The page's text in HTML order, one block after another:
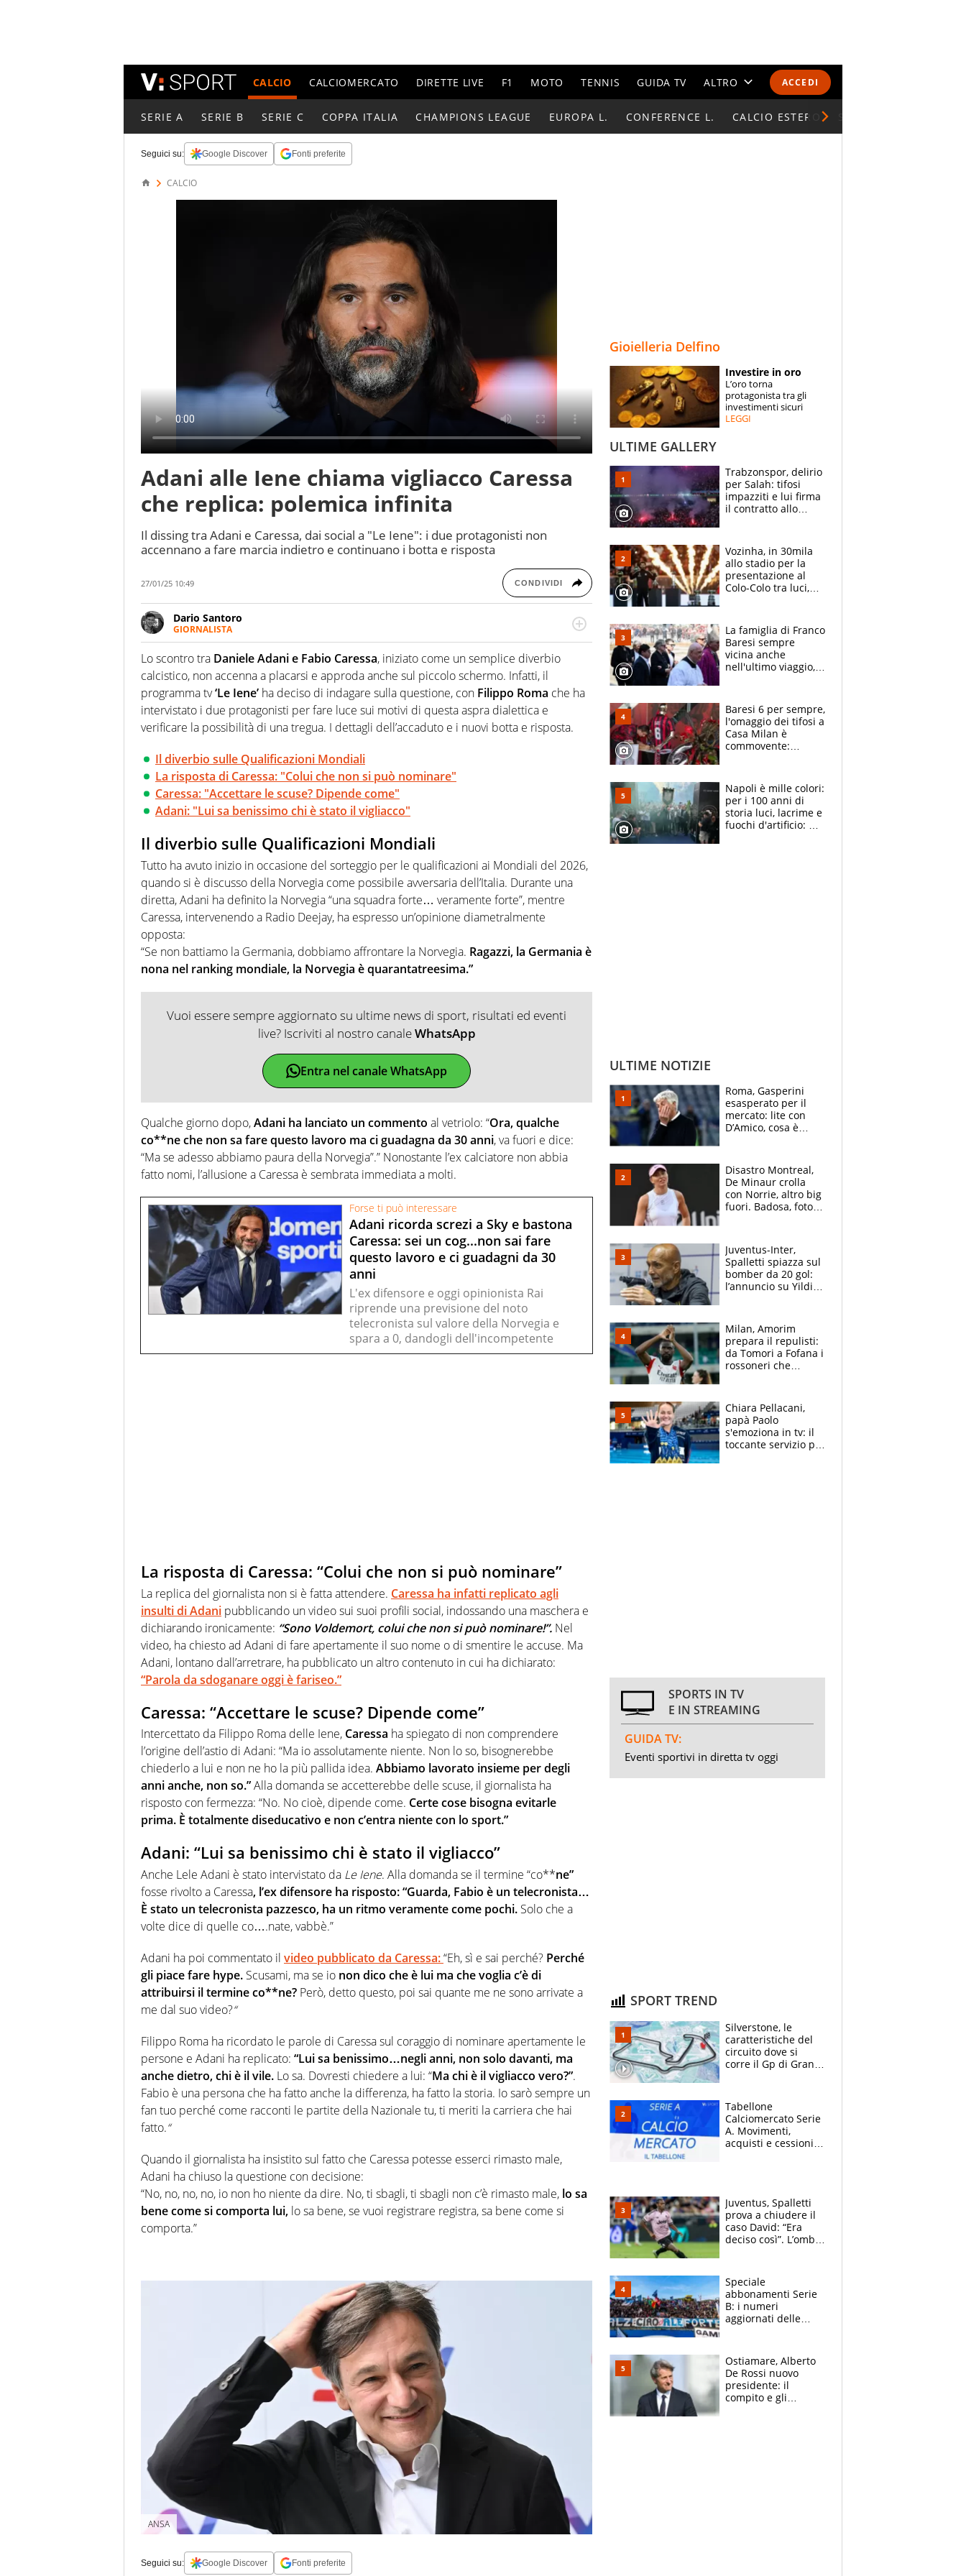
ACCEDI
CALCIO CALCIOMERCATO DIRETTE LIVE F1 MOTO TENNIS GUIDA TV ALTRO
CALENDARI E CLASSIFICHE
ESPERTI
CONTATTI
SERIE A SERIE B SERIE C COPPA ITALIA CHAMPIONS LEAGUE EUROPA L. CONFERENCE L. CALCIO ESTERO
Seguici su: Google Discover Fonti preferite
CALCIO
Adani alle Iene chiama vigliacco Caressa
che replica: polemica infinita
Il dissing tra Adani e Caressa, dai social a "Le Iene": i due protagonisti non
accennano a fare marcia indietro e continuano i botta e risposta
27/01/25 10:49 CONDIVIDI
Dario Santoro
GIORNALISTA
Scrive, commenta, racconta lo sport in tutte le sfaccettature. Tocca l'apice quando ha
modo di concentrarsi sulle interviste ai grandi protagonisti
Lo scontro tra Daniele Adani e Fabio Caressa, iniziato come un semplice diverbio
calcistico, non accenna a placarsi e approda anche sul piccolo schermo. Infatti, il
programma tv‘Le Iene’ ha deciso di indagare sulla questione, con Filippo Roma che ha
intervistato i due protagonisti per fare luce sui motivi di questa aspra dialettica e
verificare la possibilità di una tregua. I dettagli dell’accaduto e i nuovi botta e risposta.
Il diverbio sulle Qualificazioni Mondiali
La risposta di Caressa: "Colui che non si può nominare"
Caressa: "Accettare le scuse? Dipende come"
Adani: "Lui sa benissimo chi è stato il vigliacco"
Il diverbio sulle Qualificazioni Mondiali
Tutto ha avuto inizio in occasione del sorteggio per le qualificazioni ai Mondiali del 2026,
quando si è discusso della Norvegia come possibile avversaria dell’Italia. Durante una
diretta, Adani ha definito la Norvegia “una squadra forte… veramente forte”, mentre
Caressa, intervenendo a Radio Deejay, ha espresso un’opinione diametralmente
opposta:
“Se non battiamo la Germania, dobbiamo affrontare la Norvegia. Ragazzi, la Germania è
nona nel ranking mondiale, la Norvegia è quarantatreesima.”
Vuoi essere sempre aggiornato su ultime news di sport, risultati ed eventi
live? Iscriviti al nostro canaleWhatsApp
Entra nel canale WhatsApp
Qualche giorno dopo,Adani ha lanciato un commento al vetriolo: “Ora, qualche
co**ne che non sa fare questo lavoro ma ci guadagna da 30 anni, va fuori e dice:
“Ma se adesso abbiamo paura della Norvegia”.” Nonostante l’ex calciatore non abbia
fatto nomi, l’allusione a Caressa è sembrata immediata a molti.
Forse ti può interessare
Adani ricorda screzi a Sky e bastona
Caressa: sei un cog...non sai fare
questo lavoro e ci guadagni da 30
anni
L'ex difensore e oggi opinionista Rai
riprende una previsione del noto
telecronista sul valore della Norvegia e
spara a 0, dandogli dell'incompetente
La risposta di Caressa: “Colui che non si può nominare”
La replica del giornalista non si è fatta attendere. Caressa ha infatti replicato agli
insulti di Adani pubblicando un video sui suoi profili social, indossando una maschera e
dichiarando ironicamente: “Sono Voldemort, colui che non si può nominare!”. Nel
video, ha chiesto ad Adani di fare apertamente il suo nome o di smentire le accuse. Ma
Adani, lontano dall’arretrare, ha pubblicato un altro contenuto in cui ha dichiarato:
“Parola da sdoganare oggi è fariseo.”
Caressa: “Accettare le scuse? Dipende come”
Intercettato da Filippo Roma delle Iene, Caressa ha spiegato di non comprendere
l’origine dell’astio di Adani: “Ma io assolutamente niente. Non lo so, bisognerebbe
chiederlo a lui e non ne ho la più pallida idea. Abbiamo lavorato insieme per degli
anni anche, non so.”Alla domanda se accetterebbe delle scuse, il giornalista ha
risposto con fermezza: “No. No cioè, dipende come. Certe cose bisogna evitarle
prima. È totalmente diseducativo e non c’entra niente con lo sport.”
Adani: “Lui sa benissimo chi è stato il vigliacco”
Anche Lele Adani è stato intervistato da Le Iene. Alla domanda se il termine “co**ne”
fosse rivolto a Caressa, l’ex difensore ha risposto: “Guarda, Fabio è un telecronista…
È stato un telecronista pazzesco, ha un ritmo veramente come pochi. Solo che a
volte dice di quelle co….nate, vabbè.”
Adani ha poi commentato il video pubblicato da Caressa:“Eh, sì e sai perché? Perché
gli piace fare hype. Scusami, ma se io non dico che è lui ma che voglia c’è di
attribuirsi il termine co**ne? Però, detto questo, poi sai quante me ne sono arrivate a
me dal suo video?“
Filippo Roma ha ricordato le parole di Caressa sul coraggio di nominare apertamente le
persone e Adani ha replicato: “Lui sa benissimo…negli anni, non solo davanti, ma
anche dietro, chi è il vile. Lo sa. Dovresti chiedere a lui: “Ma chi è il vigliacco vero?”.
Fabio è una persona che ha fatto anche la differenza, ha fatto la storia. Io sarò sempre un
fan tuo perché come racconti le partite della Nazionale tu, ti meriti la carriera che hai
fatto.“
Quando il giornalista ha insistito sul fatto che Caressa potesse esserci rimasto male,
Adani ha chiuso la questione con decisione:
“No, no, no, no, io non ho niente da dire. No, ti sbagli, ti sbagli non c’è rimasto male, lo sa
bene come si comporta lui, lo sa bene, se vuoi registrare registra, sa bene come si
comporta.”
ANSA
Seguici su: Google Discover Fonti preferite
Gioielleria Delfino
Investire in oro
L’oro torna
protagonista tra gli
investimenti sicuri
LEGGI
ULTIME GALLERY
Trabzonspor, delirio
per Salah: tifosi
impazziti e lui firma
il contratto allo
Vozinha, in 30mila
allo stadio per la
presentazione al
Colo-Colo tra luci,
La famiglia di Franco
Baresi sempre
vicina anche
nell'ultimo viaggio,
circondati
dall'affetto dei tifosi
Baresi 6 per sempre,
l'omaggio dei tifosi a
Casa Milan è
commovente:
bigliettini
Napoli è mille colori:
per i 100 anni di
storia luci, lacrime e
fuochi d'artificio: De
ULTIME NOTIZIE
Roma, Gasperini
esasperato per il
mercato: lite con
D’Amico, cosa è
Disastro Montreal,
De Minaur crolla
con Norrie, altro big
fuori. Badosa, foto
Juventus-Inter,
Spalletti spiazza sul
bomber da 20 gol:
l’annuncio su Yildiz
Milan, Amorim
prepara il repulisti:
da Tomori a Fofana i
rossoneri che
Chiara Pellacani,
papà Paolo
s'emoziona in tv: il
toccante servizio per
SPORTS IN TV
E IN STREAMING
GUIDA TV:
Eventi sportivi in diretta tv oggi
SPORT TREND
Silverstone, le
caratteristiche del
circuito dove si
corre il Gp di Gran
Tabellone
Calciomercato Serie
A. Movimenti,
acquisti e cessioni:
Juventus, Spalletti
prova a chiudere il
caso David: “Era
deciso così”. L’ombra
Speciale
abbonamenti Serie
B: i numeri
aggiornati delle
Ostiamare, Alberto
De Rossi nuovo
presidente: il
compito e gli